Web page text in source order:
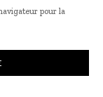
pour la